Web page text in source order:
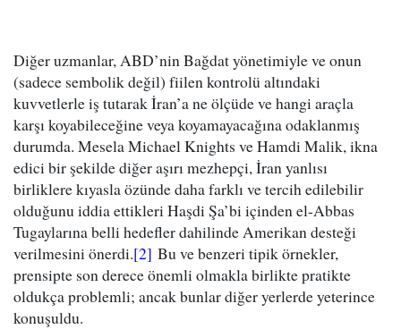
Diğer uzmanlar, ABD’nin Bağdat yönetimiyle ve onun
(sadece sembolik değil) fiilen kontrolü altındaki
kuvvetlerle iş tutarak İran’a ne ölçüde ve hangi araçla
karşı koyabileceğine veya koyamayacağına odaklanmış
durumda. Mesela Michael Knights ve Hamdi Malik, ikna
edici bir şekilde diğer aşırı mezhepçi, İran yanlısı
birliklere kıyasla özünde daha farklı ve tercih edilebilir
olduğunu iddia ettikleri Haşdi Şa’bi içinden el-Abbas
Tugaylarına belli hedefler dahilinde Amerikan desteği
verilmesini önerdi.[2] Bu ve benzeri tipik örnekler,
prensipte son derece önemli olmakla birlikte pratikte
oldukça problemli; ancak bunlar diğer yerlerde yeterince
konuşuldu.